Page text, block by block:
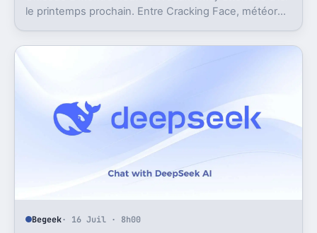
le printemps prochain. Entre Cracking Face, météore
Begeek· 16 Juil · 8h00